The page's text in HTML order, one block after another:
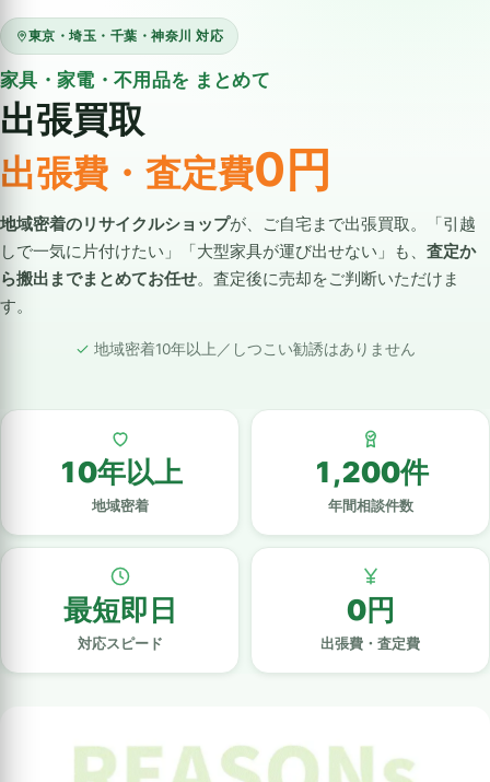
東京・埼玉・千葉・神奈川 対応
家具・家電・不用品を まとめて
出張買取
出張費・査定費0円
地域密着のリサイクルショップが、ご自宅まで出張買取。「引越
しで一気に片付けたい」「大型家具が運び出せない」も、 査定か
ら搬出までまとめてお任せ。査定後に売却をご判断いただけま
す。
地域密着10年以上／しつこい勧誘はありません
10年以上
地域密着
1,200件
年間相談件数
最短即日
対応スピード
0円
出張費・査定費